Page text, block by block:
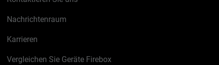
Nachrichtenraum
Karrieren
Vergleichen Sie Geräte Firebox